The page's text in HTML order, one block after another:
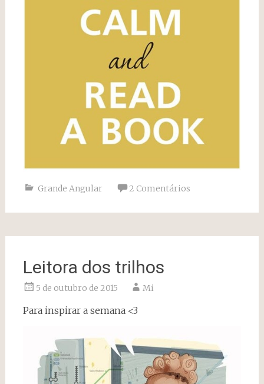
Grande Angular 2 Comentários
Leitora dos trilhos
5 de outubro de 2015 Mi
Para inspirar a semana <3